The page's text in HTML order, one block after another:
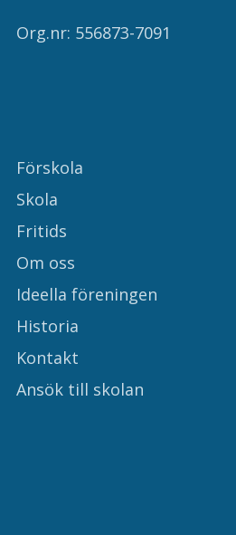
Org.nr: 556873-7091
Förskola
Skola
Fritids
Om oss
Ideella föreningen
Historia
Kontakt
Ansök till skolan